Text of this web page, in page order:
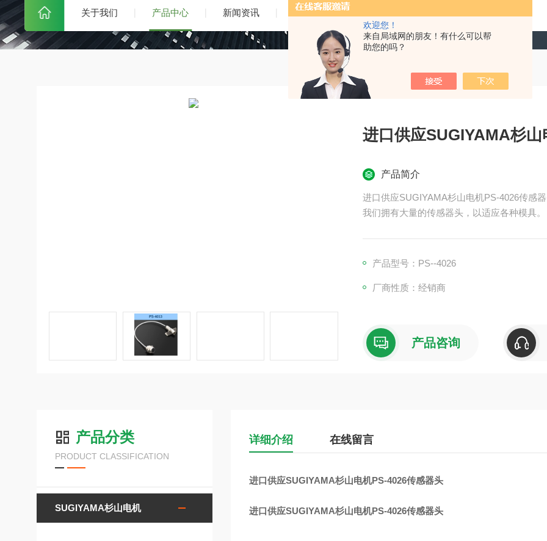
欢迎您！
来自局域网的朋友！有什么可以帮
助您的吗？
关于我们 产品中心 新闻资讯 技术文章
进口供应SUGIYAMA杉
产品简介
进口供应SUGIYAMA杉山电机PS-4026传感
我们拥有大量的传感器头，以适应各种模具。
产品型号：PS--4026
厂商性质：经销商
产品咨询
产品分类
PRODUCT CLASSIFICATION
SUGIYAMA杉山电机
详细介绍 在线留言
进口供应SUGIYAMA杉山电机PS-4026传感器头
进口供应SUGIYAMA杉山电机PS-4026传感器头